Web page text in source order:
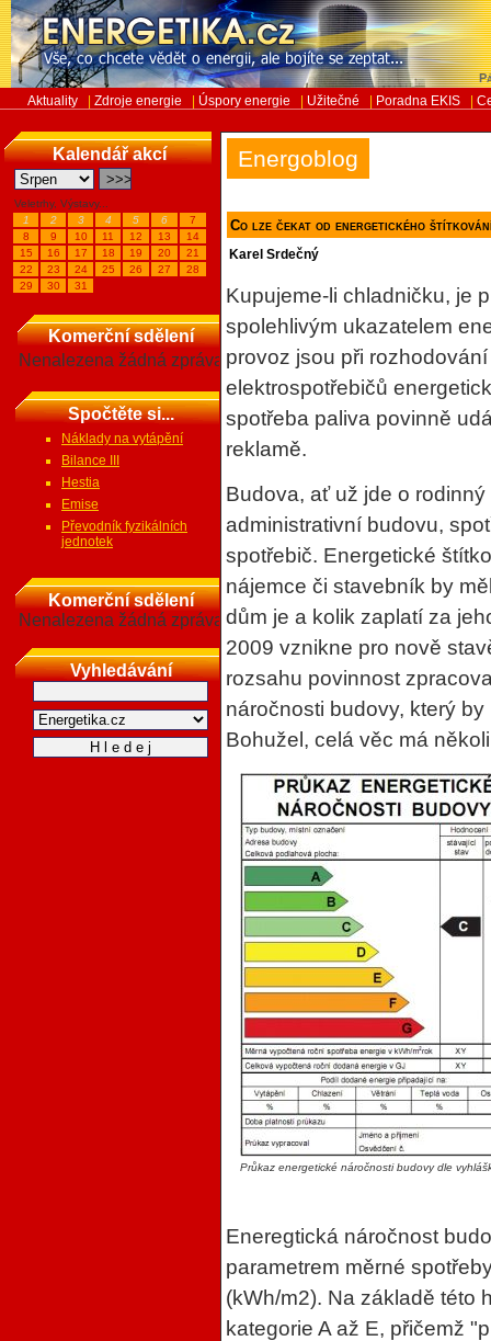
Aktuality Zdroje energie Úspory energie Užitečné Poradna EKIS
Kalendář akcí
Veletrhy, Výstavy...
1
2 3 4 5 6
7
8
9 10 11 12 13
14
15
16 17 18 19 20
21
22
23 24 25 26 27
28
29
30 31
Komerční sdělení
Nenalezena žádná zpráva
Spočtěte si...
Náklady na vytápění
Bilance III
Hestia
Emise
Převodník fyzikálních
jednotek
Komerční sdělení
Nenalezena žádná zpráva
Vyhledávání
Energoblog
Co lze čekat od energetického
Karel Srdečný
Kupujeme-li chladničku, je
spolehlivým ukazatelem
provoz jsou při
elektrospotřebičů
spotřeba paliva povinně
reklamě.
Budova, ať už jde o
administrativní budovu,
spotřebič. Energetické
nájemce či stavebník by
dům je a kolik zaplatí za
2009 vznikne pro nově
rozsahu povinnost
náročnosti budovy, který
Bohužel, celá věc má
Průkaz energetické náročnosti budovy dle
Eneregtická náročnost
parametrem měrné
(kWh/m2). Na základě této
kategorie A až E, přičemž